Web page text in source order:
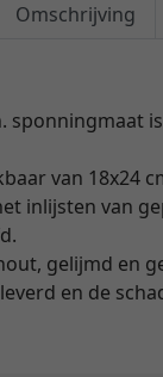
Omschrijving
sponningmaat
van 18x24
inlijsten van
gelijmd en
en de